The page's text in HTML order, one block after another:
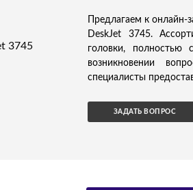
Предлагаем к онлайн-
DeskJet 3745.
головки, полностью
возникновении
специалисты
ЗАДАТЬ ВОПРОС